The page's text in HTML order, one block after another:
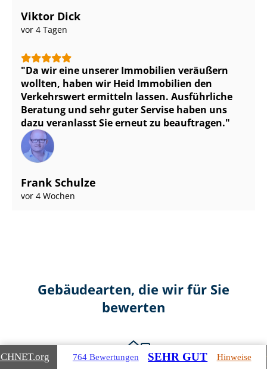
Viktor Dick
vor 4 Tagen
Da wir eine unserer Immobilien veräußern
wollten, haben wir Heid Immobilien den
Verkehrswert ermitteln lassen. Ausführliche
Beratung und sehr guter Servise haben uns
dazu veranlasst Sie erneut zu beauftragen.
Frank Schulze
vor 4 Wochen
Gebäudearten, die wir für Sie
bewerten
.org 764 Bewertungen SEHR GUT Hinweise